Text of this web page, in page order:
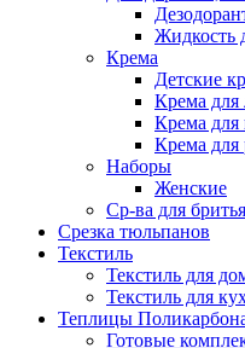
Жидкость
Крема
Детские
Крема для
Крема для
Крема для
Наборы
Женские
Ср-ва для
Срезка тюльпанов
Текстиль
Текстиль для
Текстиль для
Теплицы
Готовые